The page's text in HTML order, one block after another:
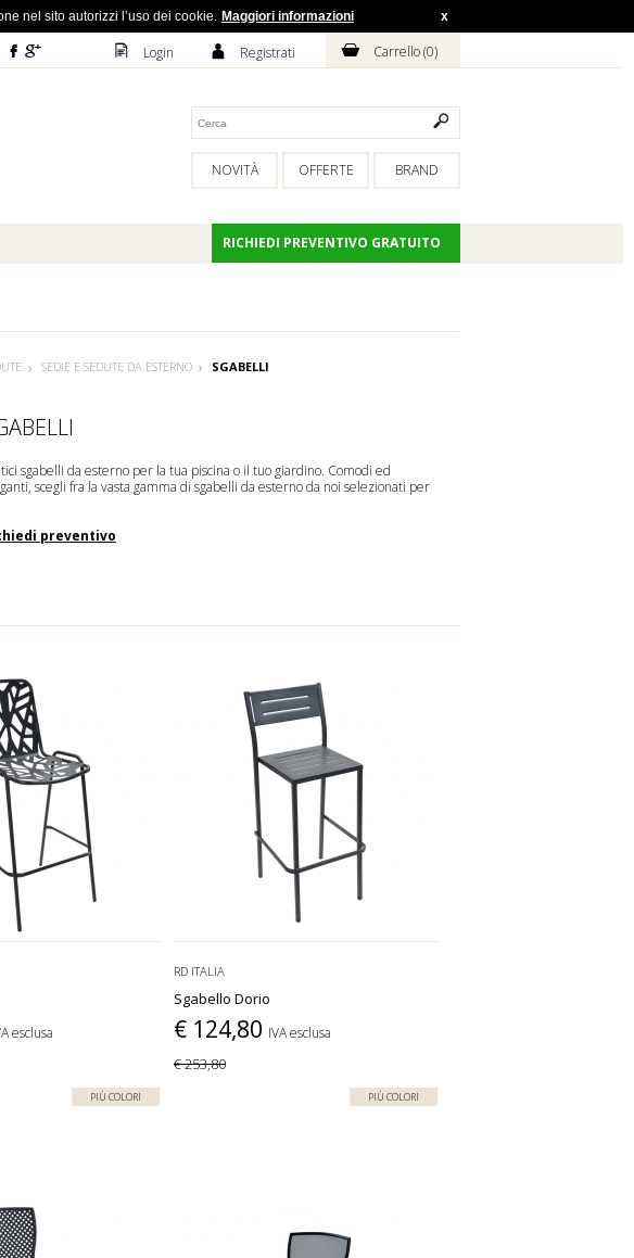
F ì D Login A Registrati H Carrello (0)
BRAND
OFFERTE
NOVITÀ
RICHIEDI PREVENTIVO GRATUITO
SEDIE E SEDUTE DA ESTERNO SGABELLI
sgabelli da esterno per la tua piscina o il tuo giardino. Comodi ed
scegli fra la vasta gamma di sgabelli da esterno da noi selezionati per
preventivo
esclusa
PIÙ COLORI
RD ITALIA
Sgabello Dorio
€ 124,80 IVA esclusa
€ 253,80
PIÙ COLORI
nel sito autorizzi l’uso dei cookie. Maggiori informazioni x